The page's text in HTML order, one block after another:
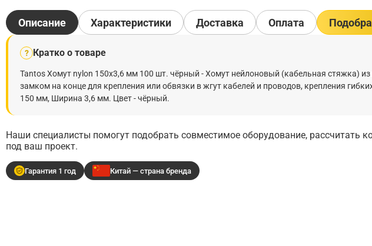
Описание
? Кратко о товаре
Tantos Хомут nylon 150x3,6 мм 100 шт. чёрный - Хомут нейлоновый (кабельная стяжка)
замком на конце для крепления или обвязки в жгут кабелей и проводов, крепления
150 мм, Ширина 3,6 мм. Цвет - чёрный.
Наши специалисты помогут подобрать совместимое оборудование, рассчитать
под ваш проект.
Гарантия 1 год Китай — страна бренда
Характеристики Доставка Оплата